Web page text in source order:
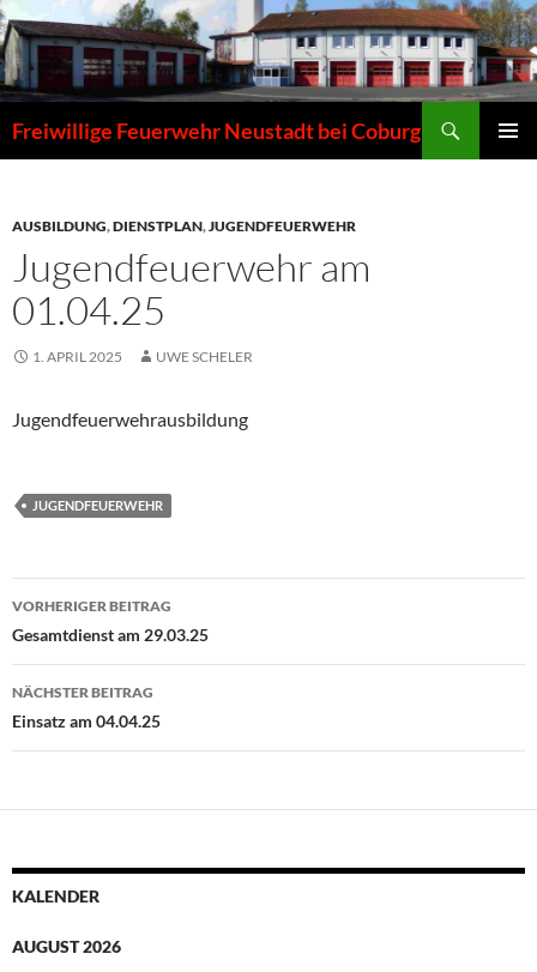
Zum
Inhalt
springen
Freiwillige Feuerwehr Neustadt bei Coburg
AUSBILDUNG,DIENSTPLAN,JUGENDFEUERWEHR
Jugendfeuerwehr am
01.04.25
1. APRIL 2025 UWE SCHELER
Jugendfeuerwehrausbildung
JUGENDFEUERWEHR
Beitragsnavigation
VORHERIGER BEITRAG
Gesamtdienst am 29.03.25
NÄCHSTER BEITRAG
Einsatz am 04.04.25
KALENDER
AUGUST 2026